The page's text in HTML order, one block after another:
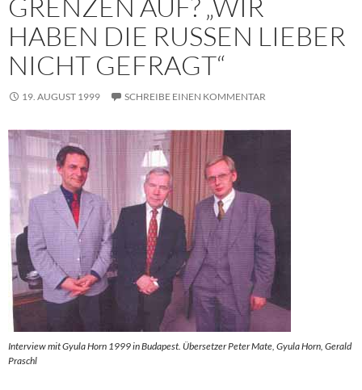
GRENZEN AUF? „WIR
HABEN DIE RUSSEN LIEBER
NICHT GEFRAGT“
19. AUGUST 1999 SCHREIBE EINEN KOMMENTAR
Interview mit Gyula Horn 1999 in Budapest. Übersetzer Peter Mate, Gyula Horn, Gerald
Praschl